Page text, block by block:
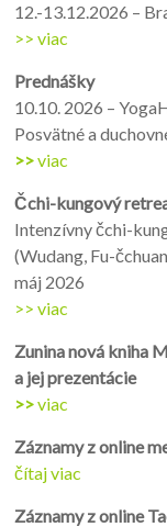
12.-13.12.2026 –
>> viac
Prednášky
10.10. 2026 –
Posvätné a
>>viac
Čchi-kungový
Intenzívny čchi-
(Wudang, Fu-
máj 2026
>> viac
Zunina nová kniha
a jej prezentácie
>>viac
Záznamy z online
čítaj viac
Záznamy z online